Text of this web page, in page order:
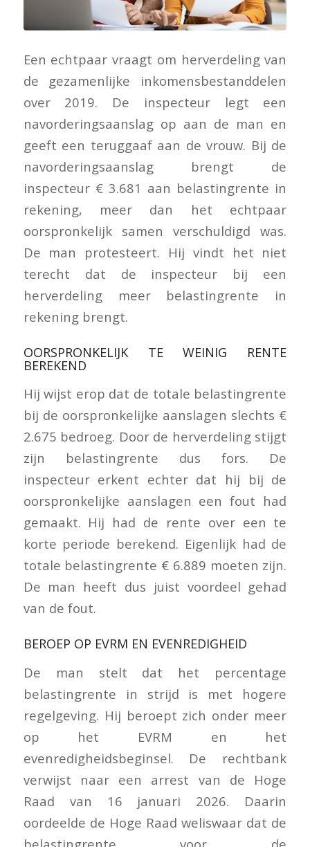
Een echtpaar vraagt om herverdeling van
de gezamenlijke inkomensbestanddelen
over 2019. De inspecteur legt een
navorderingsaanslag op aan de man en
geeft een teruggaaf aan de vrouw. Bij de
navorderingsaanslag brengt de
inspecteur € 3.681 aan belastingrente in
rekening, meer dan het echtpaar
oorspronkelijk samen verschuldigd was.
De man protesteert. Hij vindt het niet
terecht dat de inspecteur bij een
herverdeling meer belastingrente in
rekening brengt.
OORSPRONKELIJK TE WEINIG RENTE
BEREKEND
Hij wijst erop dat de totale belastingrente
bij de oorspronkelijke aanslagen slechts €
2.675 bedroeg. Door de herverdeling stijgt
zijn belastingrente dus fors. De
inspecteur erkent echter dat hij bij de
oorspronkelijke aanslagen een fout had
gemaakt. Hij had de rente over een te
korte periode berekend. Eigenlijk had de
totale belastingrente € 6.889 moeten zijn.
De man heeft dus juist voordeel gehad
van de fout.
BEROEP OP EVRM EN EVENREDIGHEID
De man stelt dat het percentage
belastingrente in strijd is met hogere
regelgeving. Hij beroept zich onder meer
op het EVRM en het
evenredigheidsbeginsel. De rechtbank
verwijst naar een arrest van de Hoge
Raad van 16 januari 2026. Daarin
oordeelde de Hoge Raad weliswaar dat de